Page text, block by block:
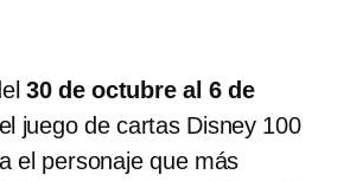
30 de octubre al 6 de
juego de cartas Disney 100
el personaje que más